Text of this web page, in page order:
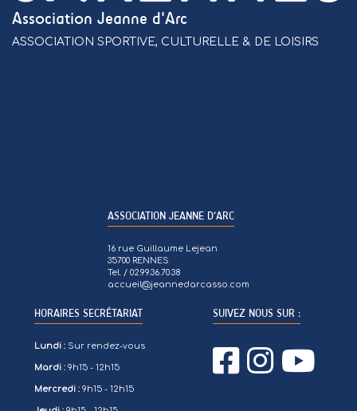
Association Jeanne d'Arc
ASSOCIATION SPORTIVE, CULTURELLE & DE LOISIRS
ASSOCIATION JEANNE D’ARC
16 rue Guillaume Lejean
35700 RENNES
Tel. / 02.99.36.70.38
accueil@jeannedarcasso.com
HORAIRES SECRÉTARIAT
Lundi : Sur rendez-vous
Mardi : 9h15 - 12h15
Mercredi :9h15 - 12h15
SUIVEZ NOUS SUR :